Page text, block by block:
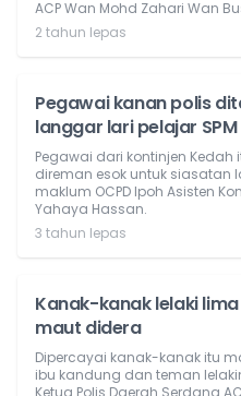
ACP Wan Mohd Zahari Wan
2 tahun lepas
Pegawai kanan polis
langgar lari pelajar SPM
Pegawai dari kontinjen Kedah
direman esok untuk siasatan
maklum OCPD Ipoh Asisten
Yahaya Hassan.
3 tahun lepas
Kanak-kanak lelaki
maut didera
Dipercayai kanak-kanak itu
ibu kandung dan teman
Ketua Polis Daerah Serdang